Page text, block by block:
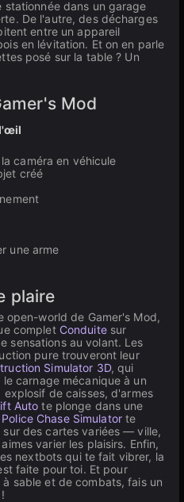
dans un garage
De l'autre, des décharges
entre un appareil
en lévitation. Et on en parle
posé sur la table ? Un
Mod
caméra en véhicule
créé
une arme
plaire
open-world de Gamer's Mod,
complet Conduitesur
sensations au volant. Les
pure trouveront leur
Simulator 3D, qui
carnage mécanique à un
explosif de caisses, d'armes
Auto te plonge dans une
Police Chase Simulatorte
des cartes variées — ville,
varier les plaisirs. Enfin,
nextbots qui te fait vibrer, la
faite pour toi. Et pour
sable et de combats, fais un
!